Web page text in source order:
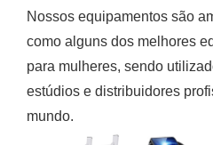
Nossos equipamentos são
como alguns dos melhores
para mulheres, sendo
estúdios e distribuidores
mundo.